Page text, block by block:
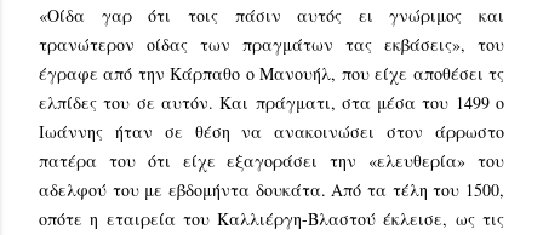
«Οίδα γαρ ότι τοις πάσιν αυτός ει γνώριμος και
τρανώτερον οίδας των πραγμάτων τας εκβάσεις», του
έγραφε από την Κάρπαθο ο Μανουήλ, που είχε αποθέσει τς
ελπίδες του σε αυτόν. Και πράγματι, στα μέσα του 1499 ο
Ιωάννης ήταν σε θέση να ανακοινώσει στον άρρωστο
πατέρα του ότι είχε εξαγοράσει την «ελευθερία» του
αδελφού του με εβδομήντα δουκάτα. Από τα τέλη του 1500,
οπότε η εταιρεία του Καλλιέργη-Βλαστού έκλεισε, ως τις